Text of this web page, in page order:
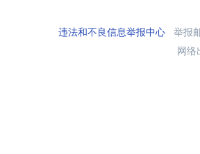
违法和不良信息举报中心举报
网